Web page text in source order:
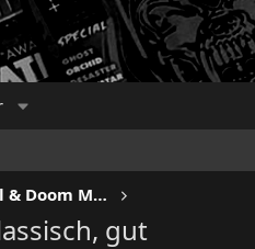
IRON FISTS - Heavy Metal & Doom Metal
gut